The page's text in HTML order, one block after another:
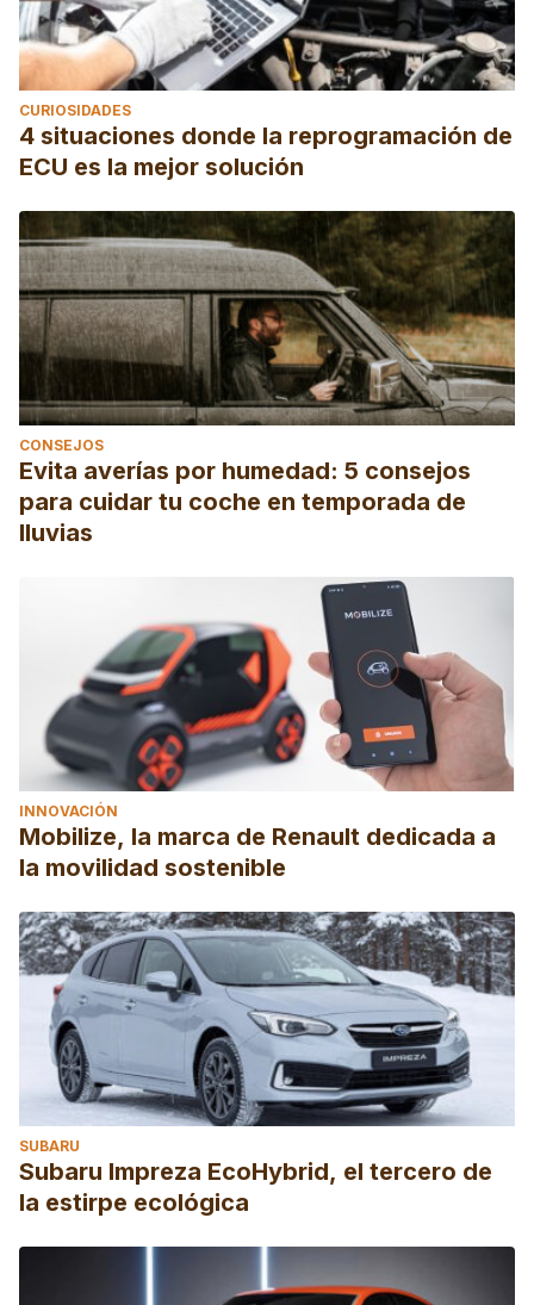
CURIOSIDADES
4 situaciones donde la reprogramación de
ECU es la mejor solución
CONSEJOS
Evita averías por humedad: 5 consejos
para cuidar tu coche en temporada de
lluvias
INNOVACIÓN
Mobilize, la marca de Renault dedicada a
la movilidad sostenible
SUBARU
Subaru Impreza EcoHybrid, el tercero de
la estirpe ecológica